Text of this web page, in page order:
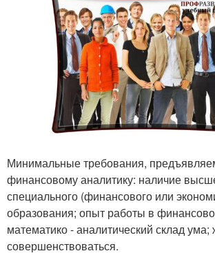
Минимальные требования,
финансовому аналитику: наличие
специального (финансового или
образования; опыт работы в
математико - аналитический склад
совершенствоваться.